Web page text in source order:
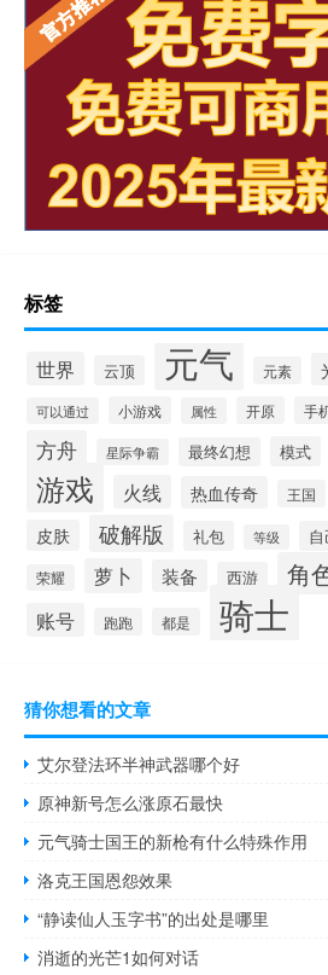
标签
世界 云顶 元气 元素
可以通过 小游戏 属性 开原 手
方舟 星际争霸 最终幻想 模式
游戏 火线 热血传奇 王国
皮肤 破解版 礼包 等级
荣耀 萝卜 装备 西游 角
账号 跑跑 都是 骑士
猜你想看的文章
艾尔登法环半神武器哪个好
原神新号怎么涨原石最快
元气骑士国王的新枪有什么特殊作用
洛克王国恩怨效果
“静读仙人玉字书”的出处是哪里
消逝的光芒1如何对话